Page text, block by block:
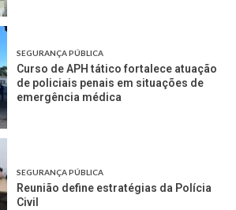
SEGURANÇA PÚBLICA
Curso de APH tático fortalece atuação
de policiais penais em situações de
emergência médica
SEGURANÇA PÚBLICA
Reunião define estratégias da Polícia
Civil